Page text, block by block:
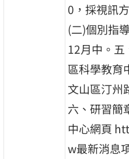
0，採視訊
(二)個別指
12月中。五
區科學教育
文山區汀州
六、研習簡
中心網頁
w最新消息